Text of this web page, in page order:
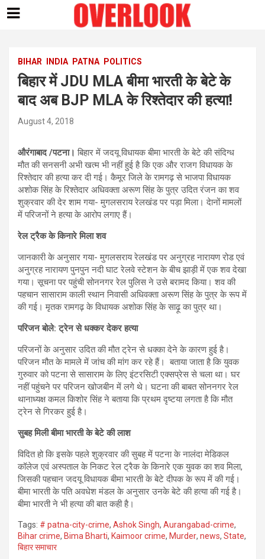
contentBIHAR INDIA PATNA POLITICS
बिहार में JDU MLA बीमा भारती के बेटे के
बाद अब BJP MLA के रिश्तेदार की हत्‍या!
August 4, 2018
औरंगाबाद /पटना।बिहार में जदयू विधायक बीमा भारती के बेटे की संदिग्‍ध
मौत की सनसनी अभी खत्‍म भी नहीं हुई है कि एक और राजग विधायक के
रिश्‍तेदार की हत्‍या कर दी गई। कैमूर जिले के रामगढ़ से भाजपा विधायक
अशोक सिंह के रिश्तेदार अधिवक्ता अरूण सिंह के पुत्र उदित रंजन का शव
शुक्रवार की देर शाम गया- मुगलसराय रेलखंड पर पड़ा मिला। देानों मामलों
में परिजनों ने हत्‍या के आरोप लगाए हैं।
रेल ट्रैक के किनारे मिला शव
जानकारी के अनुसार गया- मुगलसराय रेलखंड पर अनुग्रह नारायण रोड एवं
अनुग्रह नारायण पुनपुन नदी घाट रेलवे स्टेशन के बीच झाड़ी में एक शव देखा
गया। सूचना पर पहुंची सोननगर रेल पुलिस ने उसे बरामद किया। शव की
पहचान सासाराम काली स्थान निवासी अधिवक्ता अरूण सिंह के पुत्र के रूप में
की गई। मृतक रामगढ़ के विधायक अशोक सिंह के साढ़ू का पुत्र था।
परिजन बोले: ट्रेन से धक्‍कर देकर हत्‍या
परिजनों के अनुसार उदित की मौत ट्रेन से धक्का देने के कारण हुई है।
परिजन मौत के मामले में जांच की मांग कर रहे हैं। बताया जाता है कि युवक
गुरुवार को पटना से सासाराम के लिए इंटरसिटी एक्सप्रेस से चला था। घर
नहीं पहुंचने पर परिजन खोजबीन में लगे थे। घटना की बाबत सोननगर रेल
थानाध्यक्ष कमल किशोर सिंह ने बताया कि प्रथम दृष्टया लगता है कि मौत
ट्रेन से गिरकर हुई है।
सुबह मिली बीमा भारती के बेटे की लाश
विदित हो कि इसके पहले शुक्रवार की सुबह में पटना के नालंदा मेडिकल
कॉलेज एवं अस्‍पताल के निकट रेल ट्रैक के किनारे एक युवक का शव मिला,
जिसकी पहचान जदयू विधायक बीमा भारती के बेटे दीपक के रूप में की गई।
बीमा भारती के पति अवधेश मंडल के अनुसार उनके बेटे की हत्‍या की गई है।
बीमा भारती ने भी हत्‍या की बात कही है।
Tags: # patna-city-crime, Ashok Singh, Aurangabad-crime,
Bihar crime, Bima Bharti, Kaimoor crime, Murder, news, State,
बिहार समाचार